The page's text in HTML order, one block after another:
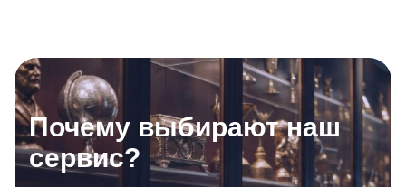
Почему выбирают наш
сервис?